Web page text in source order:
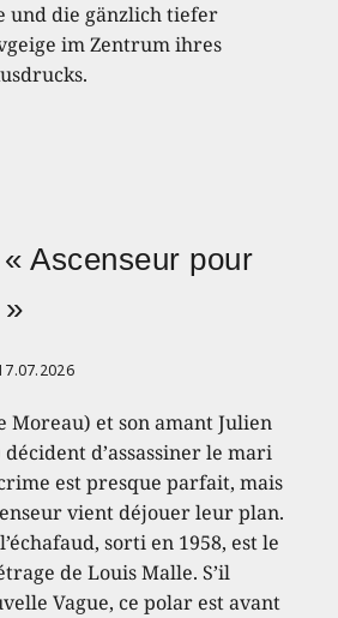
und die gänzlich tiefer
im Zentrum ihres
Ascenseur pour
Moreau) et son amant Julien
d’assassiner le mari
est presque parfait, mais
vient déjouer leur plan.
sorti en 1958, est le
de Louis Malle. S’il
Vague, ce polar est avant